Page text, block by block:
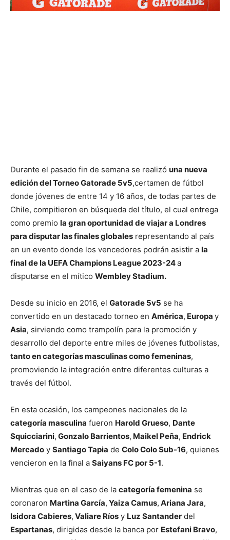
Durante el pasado fin de semana se realizó una nueva
edición del Torneo Gatorade 5v5,certamen de fútbol
donde jóvenes de entre 14 y 16 años, de todas partes de
Chile, compitieron en búsqueda del título, el cual entrega
como premio la gran oportunidad de viajar a Londres
para disputar las finales globales representando al país
en un evento donde los vencedores podrán asistir a la
final de la UEFA Champions League 2023-24a
disputarse en el mítico Wembley Stadium.
Desde su inicio en 2016, el Gatorade 5v5 se ha
convertido en un destacado torneo en América, Europa y
Asia, sirviendo como trampolín para la promoción y
desarrollo del deporte entre miles de jóvenes futbolistas,
tanto en categorías masculinas como femeninas,
promoviendo la integración entre diferentes culturas a
través del fútbol.
En esta ocasión, los campeones nacionales de la
categoría masculina fueron Harold Grueso, Dante
Squicciarini, Gonzalo Barrientos, Maikel Peña, Endrick
Mercado y Santiago Tapia de Colo Colo Sub-16, quienes
vencieron en la final a Saiyans FC por 5-1.
Mientras que en el caso de la categoría femenina se
coronaron Martina García, Yaiza Camus, Ariana Jara,
Isidora Cabieres, Valiare Ríos y Luz Santander del
Espartanas, dirigidas desde la banca por Estefani Bravo,